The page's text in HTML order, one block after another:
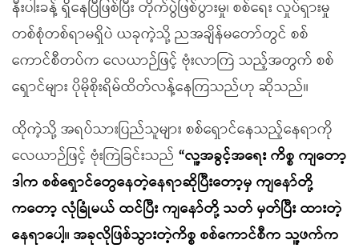
နီးပါးခန့် ရှိနေပြီဖြစ်ပြီး တိုက်ပွဲဖြစ်ပွားမှု၊ စစ်ရေး လှုပ်ရှားမှု
တစ်စုံတစ်ရာမရှိပဲ ယခုကဲ့သို့ ညအချိန်မတော်တွင် စစ်
ကောင်စီတပ်က လေယာဉ်ဖြင့် ဗုံးလာကြဲ သည့်အတွက် စစ်
ရှောင်များ ပိုမိုစိုးရိမ်ထိတ်လန့်နေကြသည်ဟု ဆိုသည်။
ထိုကဲ့သို့ အရပ်သားပြည်သူများ စစ်ရှောင်နေသည့်နေရာကို
လေယာဉ်ဖြင့် ဗုံးကြဲခြင်းသည် “လူ့အခွင့်အရေး ကိစ္စ ကျတော့
ဒါက စစ်ရှောင်တွေနေတဲ့နေရာဆိုပြီးတော့မှ ကျနော်တို့
ကတော့ လုံခြုံမယ် ထင်ပြီး ကျနော်တို့ သတ် မှတ်ပြီး ထားတဲ့
နေရာပေါ့။ အခုလိုဖြစ်သွားတဲ့ကိစ္စ စစ်ကောင်စီက သူ့ဖက်က